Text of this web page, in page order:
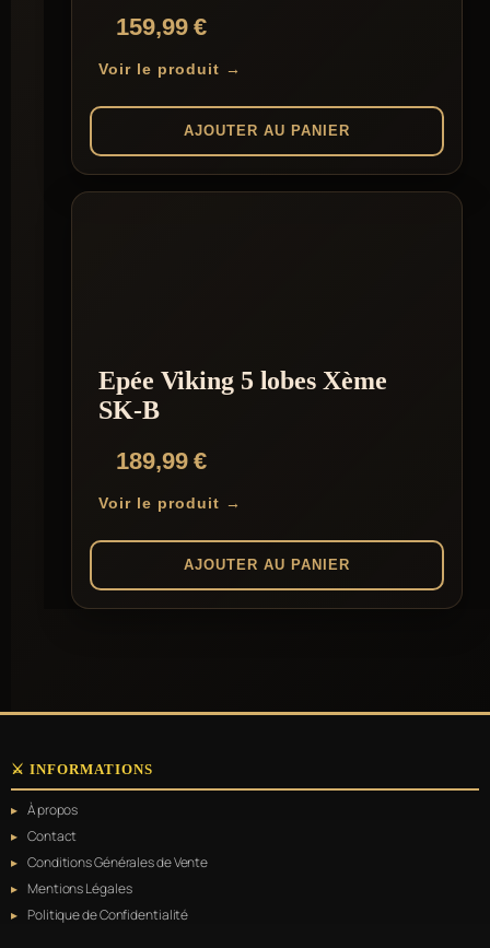
159,99€
Voir le produit →
AJOUTER AU PANIER
Epée Viking 5 lobes Xème
SK-B
189,99€
Voir le produit →
AJOUTER AU PANIER
⚔️ INFORMATIONS
À propos
Contact
Conditions Générales de Vente
Mentions Légales
Politique de Confidentialité